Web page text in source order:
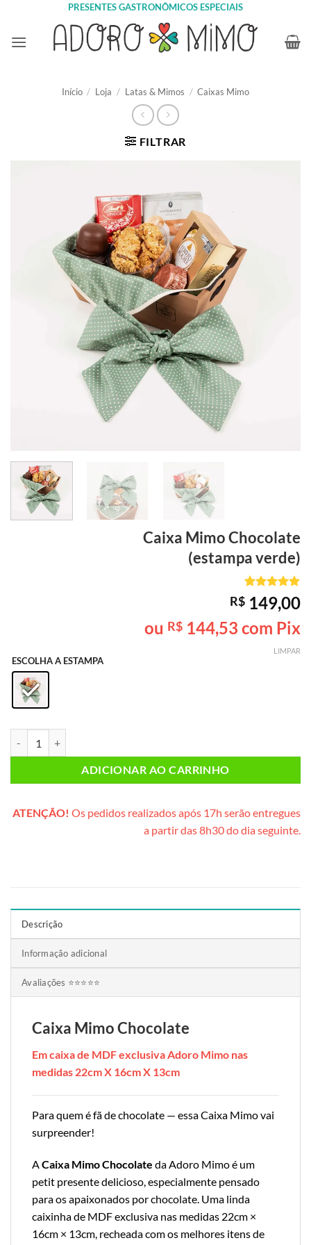
content
PRESENTES GASTRONÔMICOS ESPECIAIS
Início / Loja / Latas & Mimos / Caixas Mimo
FILTRAR
Caixa MimoChocolate
(estampa verde)
Avaliado
como5de
5, com
baseado em
1
de cliente
R$ 149,00
ou R$ 144,53 com Pix
ESCOLHA A ESTAMPA
LIMPAR
ADICIONAR AO CARRINHO
ATENÇÃO! Os pedidos realizados após 17h serão entregues
a partir das 8h30 do dia seguinte.
Descrição
Informação adicional
Avaliações ⭐⭐⭐⭐⭐
Caixa Mimo Chocolate
Em caixa de MDF exclusiva Adoro Mimo nas
medidas 22cm X 16cm X 13cm
Para quem é fã de chocolate — essa Caixa Mimo vai
surpreender!
ACaixa Mimo Chocolate da Adoro Mimo é um
petit presente delicioso, especialmente pensado
para os apaixonados por chocolate. Uma linda
caixinha de MDF exclusiva nas medidas 22cm ×
16cm × 13cm, recheada com os melhores itens de